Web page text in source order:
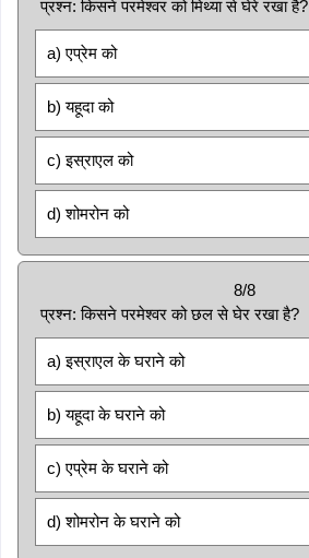
प्रश्न: किसने परमेश्वर को मिथ्या से घेरे रखा है?
a) एप्रेम को
b) यहूदा को
c) इस्राएल को
d) शोमरोन को
8/8
प्रश्न: किसने परमेश्वर को छल से घेर रखा है?
a) इस्राएल के घराने को
b) यहूदा के घराने को
c) एप्रेम के घराने को
d) शोमरोन के घराने को